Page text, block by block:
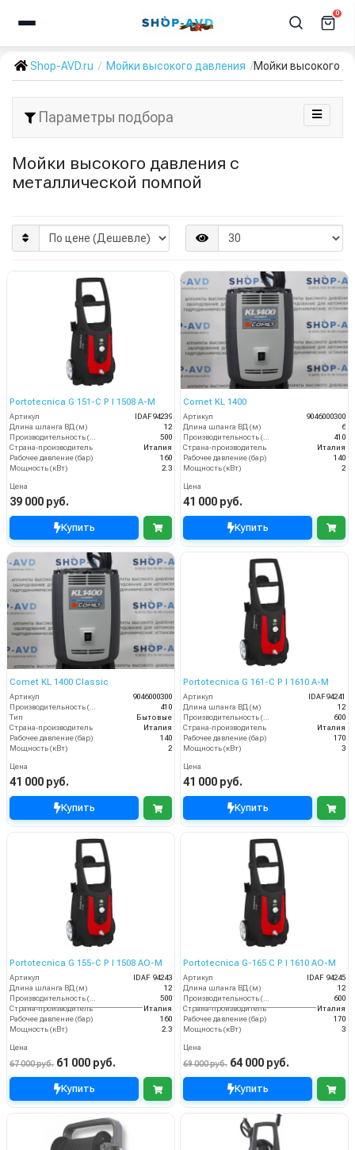
0
Shop-AVD.ru Мойки высокого давления Мойки высокого
Параметры подбора
Мойки высокого давления с
металлической помпой
Portotecnica G 151-C P I 1508 A-M
Артикул
IDAF94239
Длина шланга ВД (м)
12
500
Страна-производитель
Италия
Рабочее давление (бар)
160
Мощность (кВт)
2.3
Цена
39 000 руб.
Купить
Comet KL 1400
Артикул
9046000300
Длина шланга ВД (м)
6
410
Страна-производитель
Италия
Рабочее давление (бар)
140
Мощность (кВт)
2
Цена
41 000 руб.
Купить
Comet KL 1400 Classic
Артикул
9046000300
Производительность (л/ч)
410
Тип
Бытовые
Страна-производитель
Италия
Рабочее давление (бар)
140
Мощность (кВт)
2
Цена
41 000 руб.
Купить
Portotecnica G 161-C P I 1610 A-M
Артикул
IDAF94241
Длина шланга ВД (м)
12
Производительность (л/ч)
600
Страна-производитель
Италия
Рабочее давление (бар)
170
Мощность (кВт)
3
Цена
41 000 руб.
Купить
Portotecnica G 155-C P I 1508 AO-M
Артикул
IDAF 94243
Длина шланга ВД (м)
12
Производительность (л/ч)
500
Страна-производитель
Италия
Рабочее давление (бар)
160
Мощность (кВт)
2.3
Цена
67 000 руб. 61 000 руб.
Купить
Portotecnica G-165 C P I 1610 AO-M
Артикул
IDAF 94245
Длина шланга ВД (м)
12
Производительность (л/ч)
600
Страна-производитель
Италия
Рабочее давление (бар)
170
Мощность (кВт)
3
Цена
69 000 руб. 64 000 руб.
Купить